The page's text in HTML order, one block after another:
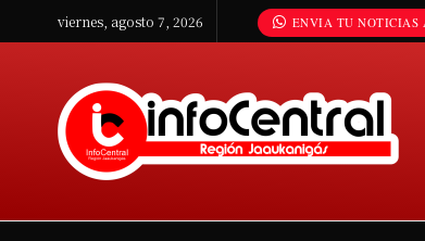
viernes, agosto 7, 2026 ENVIA TU NOTICIAS